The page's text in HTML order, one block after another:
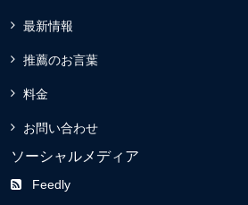
最新情報
推薦のお言葉
料金
お問い合わせ
ソーシャルメディア
Feedly